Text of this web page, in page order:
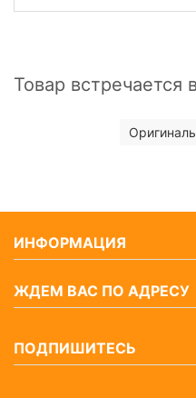
Товар встречается
ИНФОРМАЦИЯ
ЖДЕМ ВАС ПО АДРЕСУ
ПОДПИШИТЕСЬ